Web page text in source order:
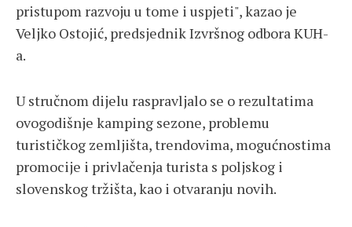
pristupom razvoju u tome i uspjeti", kazao je
Veljko Ostojić, predsjednik Izvršnog odbora KUH-
a.
U stručnom dijelu raspravljalo se o rezultatima
ovogodišnje kamping sezone, problemu
turističkog zemljišta, trendovima, mogućnostima
promocije i privlačenja turista s poljskog i
slovenskog tržišta, kao i otvaranju novih.